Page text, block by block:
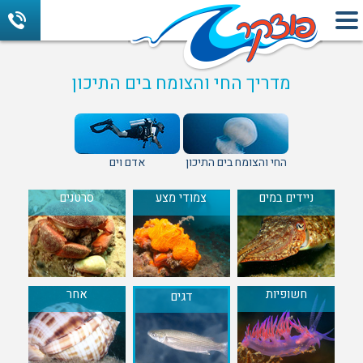
מדריך החי והצומח בים התיכון
החי והצומח בים התיכון אדם וים
ניידים במים צמודי מצע סרטנים
חשופיות דגים אחר